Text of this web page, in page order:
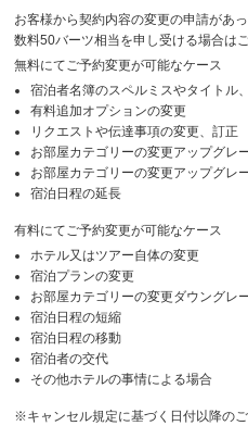
お客様から契約内容の変更の申請があ
数料50バーツ相当を申し受ける場合はご
無料にてご予約変更が可能なケース
宿泊者名簿のスペルミスやタイトル
有料追加オプションの変更
リクエストや伝達事項の変更、訂正
お部屋カテゴリーの変更アップグレ
お部屋カテゴリーの変更アップグレ
宿泊日程の延長
有料にてご予約変更が可能なケース
ホテル又はツアー自体の変更
宿泊プランの変更
お部屋カテゴリーの変更ダウングレ
宿泊日程の短縮
宿泊日程の移動
宿泊者の交代
その他ホテルの事情による場合
※キャンセル規定に基づく日付以降の